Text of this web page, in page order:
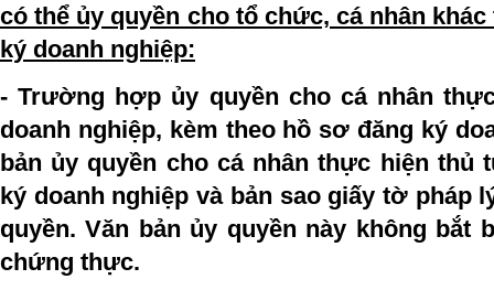
có thể ủy quyền cho tổ chức, cá nhân
ký doanh nghiệp:
- Trường hợp ủy quyền cho cá nhân
doanh nghiệp, kèm theo hồ sơ đăng ký
bản ủy quyền cho cá nhân thực hiện thủ
ký doanh nghiệp và bản sao giấy tờ pháp
quyền. Văn bản ủy quyền này không bắt
chứng thực.